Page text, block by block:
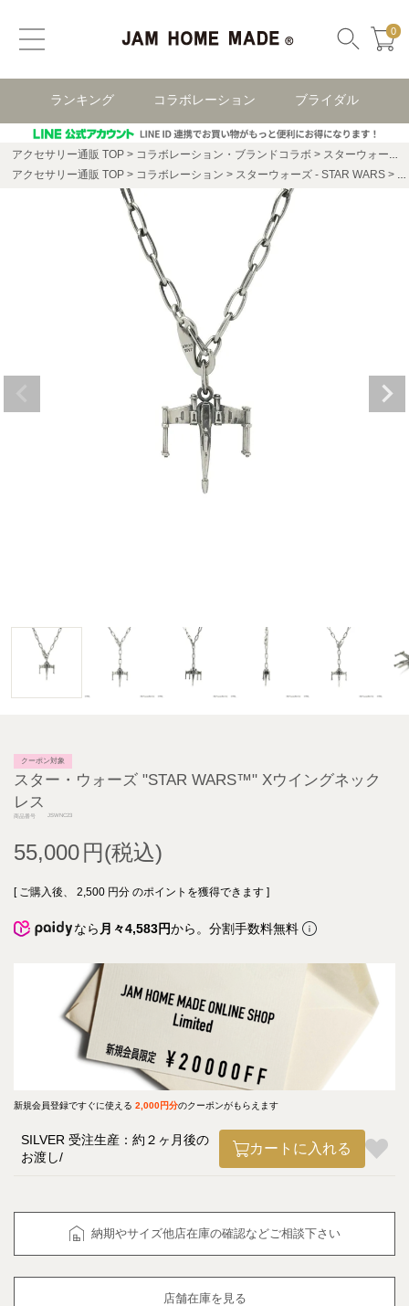
0
ランキング コラボレーション ブライダル
アクセサリー通販 TOP コラボレーション・ブランドコラボ
スターウォーズ(STAR WARS)
アクセサリー通販 TOP
コラボレーション スターウォーズ - STAR WARS
クーポン対象
スター・ウォーズ "STAR WARS™" Xウイングネック
レス
商品番号 JSWNC23
55,000
[ ご購入後、 2,500 円分 のポイントを獲得できます ]
なら 月々4,583円から。分割手数料無料
新規会員登録ですぐに使える 2,000円分のクーポンがもらえます
SILVER 受注生産：約２ヶ月後の
お渡し
カートに入れる
納期やサイズ他店在庫の確認などご相談下さい
店舗在庫を見る